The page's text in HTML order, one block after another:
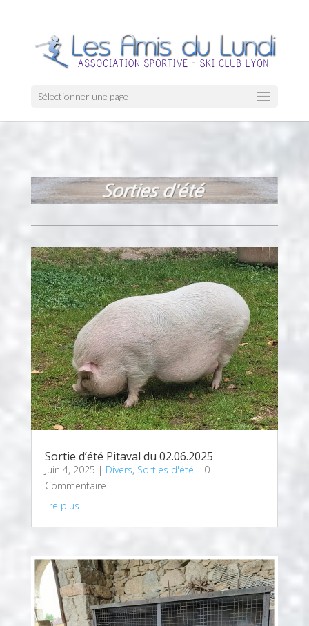
Sélectionner une page
Sortie d’été Pitaval du 02.06.2025
Juin 4, 2025 | Divers, Sorties d'été | 0
Commentaire
lire plus